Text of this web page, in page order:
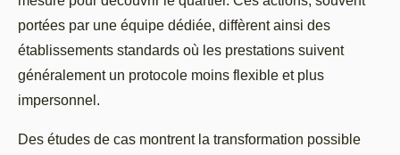
portées par une équipe dédiée, diffèrent ainsi des
établissements standards où les prestations suivent
généralement un protocole moins flexible et plus
impersonnel.
Des études de cas montrent la transformation possible